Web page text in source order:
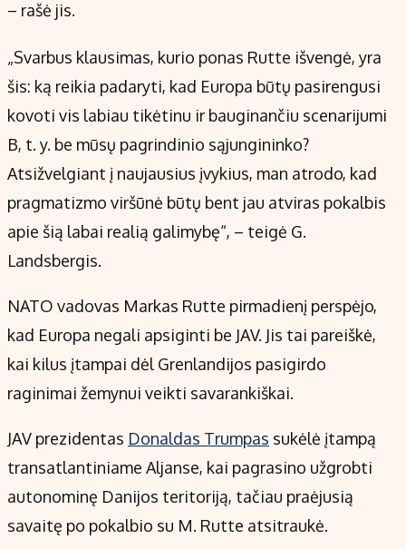
– rašė jis.
„Svarbus klausimas, kurio ponas Rutte išvengė, yra
šis: ką reikia padaryti, kad Europa būtų pasirengusi
kovoti vis labiau tikėtinu ir bauginančiu scenarijumi
B, t. y. be mūsų pagrindinio sąjungininko?
Atsižvelgiant į naujausius įvykius, man atrodo, kad
pragmatizmo viršūnė būtų bent jau atviras pokalbis
apie šią labai realią galimybę“, – teigė G.
Landsbergis.
NATO vadovas Markas Rutte pirmadienį perspėjo,
kad Europa negali apsiginti be JAV. Jis tai pareiškė,
kai kilus įtampai dėl Grenlandijos pasigirdo
raginimai žemynui veikti savarankiškai.
JAV prezidentas Donaldas Trumpas sukėlė įtampą
transatlantiniame Aljanse, kai pagrasino užgrobti
autonominę Danijos teritoriją, tačiau praėjusią
savaitę po pokalbio su M. Rutte atsitraukė.